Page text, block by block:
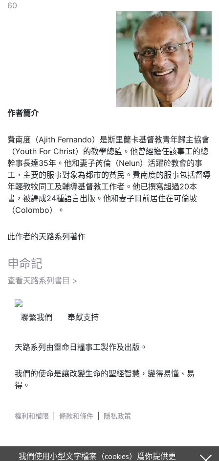
60
作者簡介
費南度（Ajith Fernando）是斯里蘭卡基督教青年歸主協會
（Youth For Christ）的教學總監。他曾經擔任該事工的總
幹事長達35年。他和妻子芮倫（Nelun）活躍於教會的事
工，主要的服事對象為都市的貧民。費南度的服事包括督導
年輕教牧同工及輔導基督教工作者。他已撰寫超過20本
書，被譯成24種語言出版。他和妻子目前居住在可倫坡
（Colombo）。
此作者的天路系列著作
申命記
查看天路系列書目 >
聯繫我們 奉獻支持
天路系列由靈命日糧事工製作及出版。
我們的使命是讓改變生命的聖經智慧，變得易懂、易
得。
權利和權限 條款和條件 隱私政策
我們使用小型文字檔案（cookies）爲你提供更